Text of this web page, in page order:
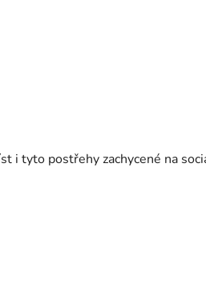
i tyto postřehy zachycené na